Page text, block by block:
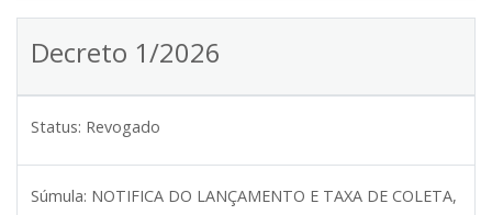
Decreto 1/2026
Status: Revogado
Súmula: NOTIFICA DO LANÇAMENTO E TAXA DE COLETA,